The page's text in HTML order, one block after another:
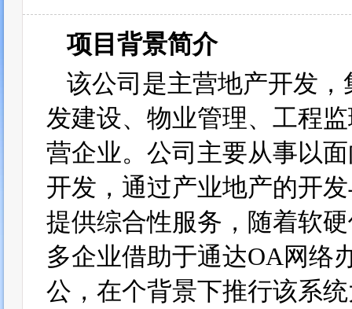
项目背景简介
该公司是主营地产开发
发建设、物业管理、工程
营企业。公司主要从事以
开发，通过产业地产的开
提供综合性服务，随着软
多企业借助于通达OA网络
公，在个背景下推行该系